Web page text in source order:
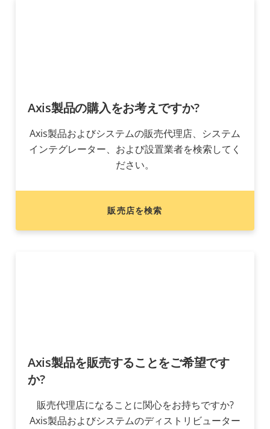
Axis製品の購入をお考えですか?
Axis製品およびシステムの販売代理店、システム
インテグレーター、および設置業者を検索してく
ださい。
販売店を検索
Axis製品を販売することをご希望です
か?
販売代理店になることに関心をお持ちですか?
Axis製品およびシステムのディストリビューター